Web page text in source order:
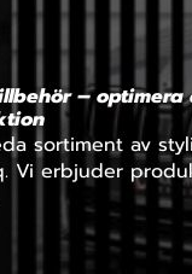
– optimera
sortiment av
Vi erbjuder